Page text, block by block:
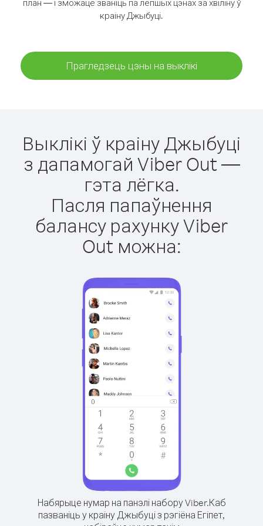
план — і зможаце званіць па лепшых цэнах за хвіліну ў
краіну Джыбуці.
Прагледзець цэны на выклікі
Выклікі ў краіну Джыбуці
з дапамогай Viber Out —
гэта лёгка.
Пасля папаўнення
балансу рахунку Viber
Out можна:
Набярыце нумар на панэлі набору Viber.Каб
пазваніць у краіну Джыбуці з рэгіёна Егіпет,